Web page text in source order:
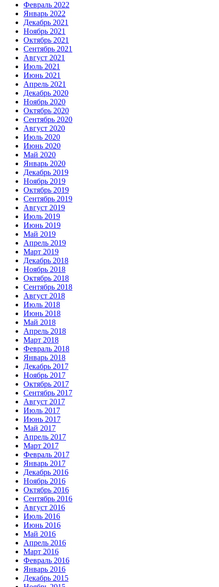
Февраль 2022
Январь 2022
Декабрь 2021
Ноябрь 2021
Октябрь 2021
Сентябрь 2021
Август 2021
Июль 2021
Июнь 2021
Апрель 2021
Декабрь 2020
Ноябрь 2020
Октябрь 2020
Сентябрь 2020
Август 2020
Июль 2020
Июнь 2020
Май 2020
Январь 2020
Декабрь 2019
Ноябрь 2019
Октябрь 2019
Сентябрь 2019
Август 2019
Июль 2019
Июнь 2019
Май 2019
Апрель 2019
Март 2019
Декабрь 2018
Ноябрь 2018
Октябрь 2018
Сентябрь 2018
Август 2018
Июль 2018
Июнь 2018
Май 2018
Апрель 2018
Март 2018
Февраль 2018
Январь 2018
Декабрь 2017
Ноябрь 2017
Октябрь 2017
Сентябрь 2017
Август 2017
Июль 2017
Июнь 2017
Май 2017
Апрель 2017
Март 2017
Февраль 2017
Январь 2017
Декабрь 2016
Ноябрь 2016
Октябрь 2016
Сентябрь 2016
Август 2016
Июль 2016
Июнь 2016
Май 2016
Апрель 2016
Март 2016
Февраль 2016
Январь 2016
Декабрь 2015